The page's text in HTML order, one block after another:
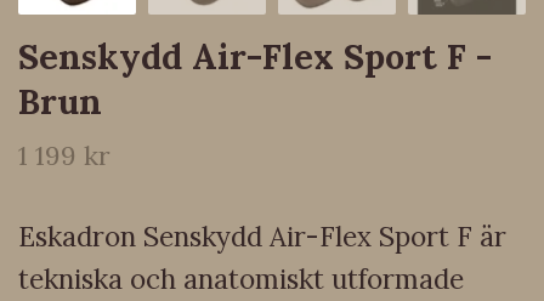
Senskydd Air-Flex Sport F -
Brun
1 199 kr
Eskadron Senskydd Air-Flex Sport F är
tekniska och anatomiskt utformade